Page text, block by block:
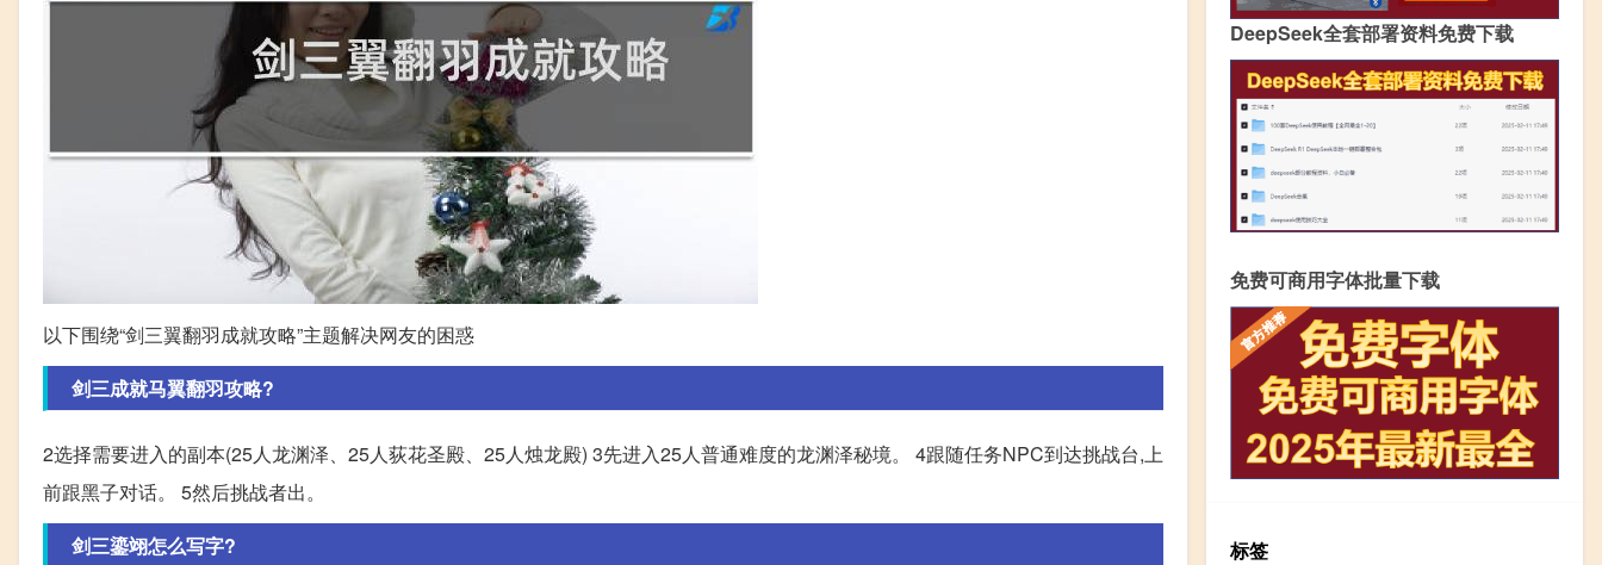
以下围绕“剑三翼翻羽成就攻略”主题解决网友的困惑
剑三成就马翼翻羽攻略?
2选择需要进入的副本(25人龙渊泽、25人荻花圣殿、25人烛龙殿) 3先进入25人普通难度的龙渊泽秘境。 4跟随任务NPC到达挑战台,上
前跟黑子对话。 5然后挑战者出。
剑三鎏翊怎么写字?
DeepSeek全套部署资料免费下载
免费可商用字体批量下载
标签